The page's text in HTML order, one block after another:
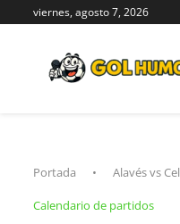
viernes, agosto 7, 2026
Portada • Alavés vs
Calendario de partidos